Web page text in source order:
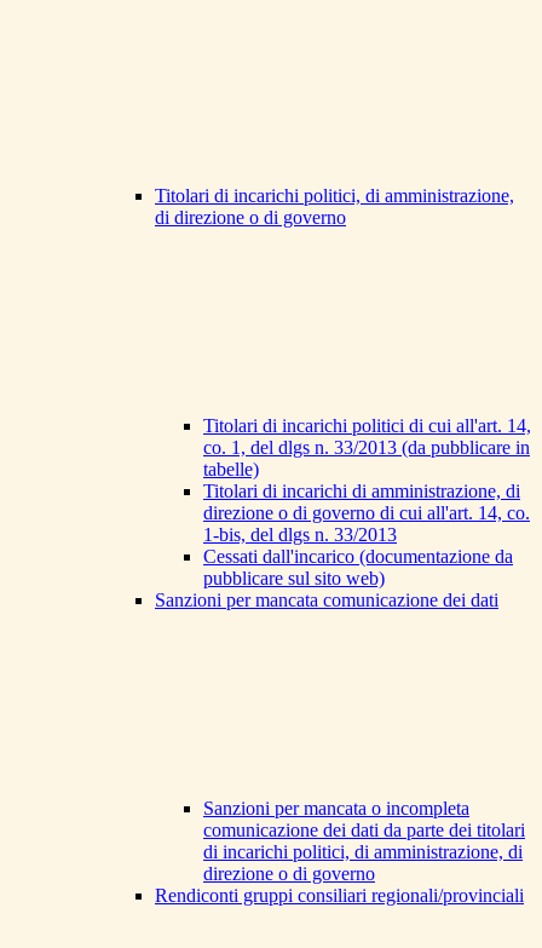
Titolari di incarichi politici, di amministrazione,
di direzione o di governo
Titolari di incarichi politici di cui all'art. 14,
co. 1, del dlgs n. 33/2013 (da pubblicare in
tabelle)
Titolari di incarichi di amministrazione, di
direzione o di governo di cui all'art. 14, co.
1-bis, del dlgs n. 33/2013
Cessati dall'incarico (documentazione da
pubblicare sul sito web)
Sanzioni per mancata comunicazione dei dati
Sanzioni per mancata o incompleta
comunicazione dei dati da parte dei titolari
di incarichi politici, di amministrazione, di
direzione o di governo
Rendiconti gruppi consiliari regionali/provinciali